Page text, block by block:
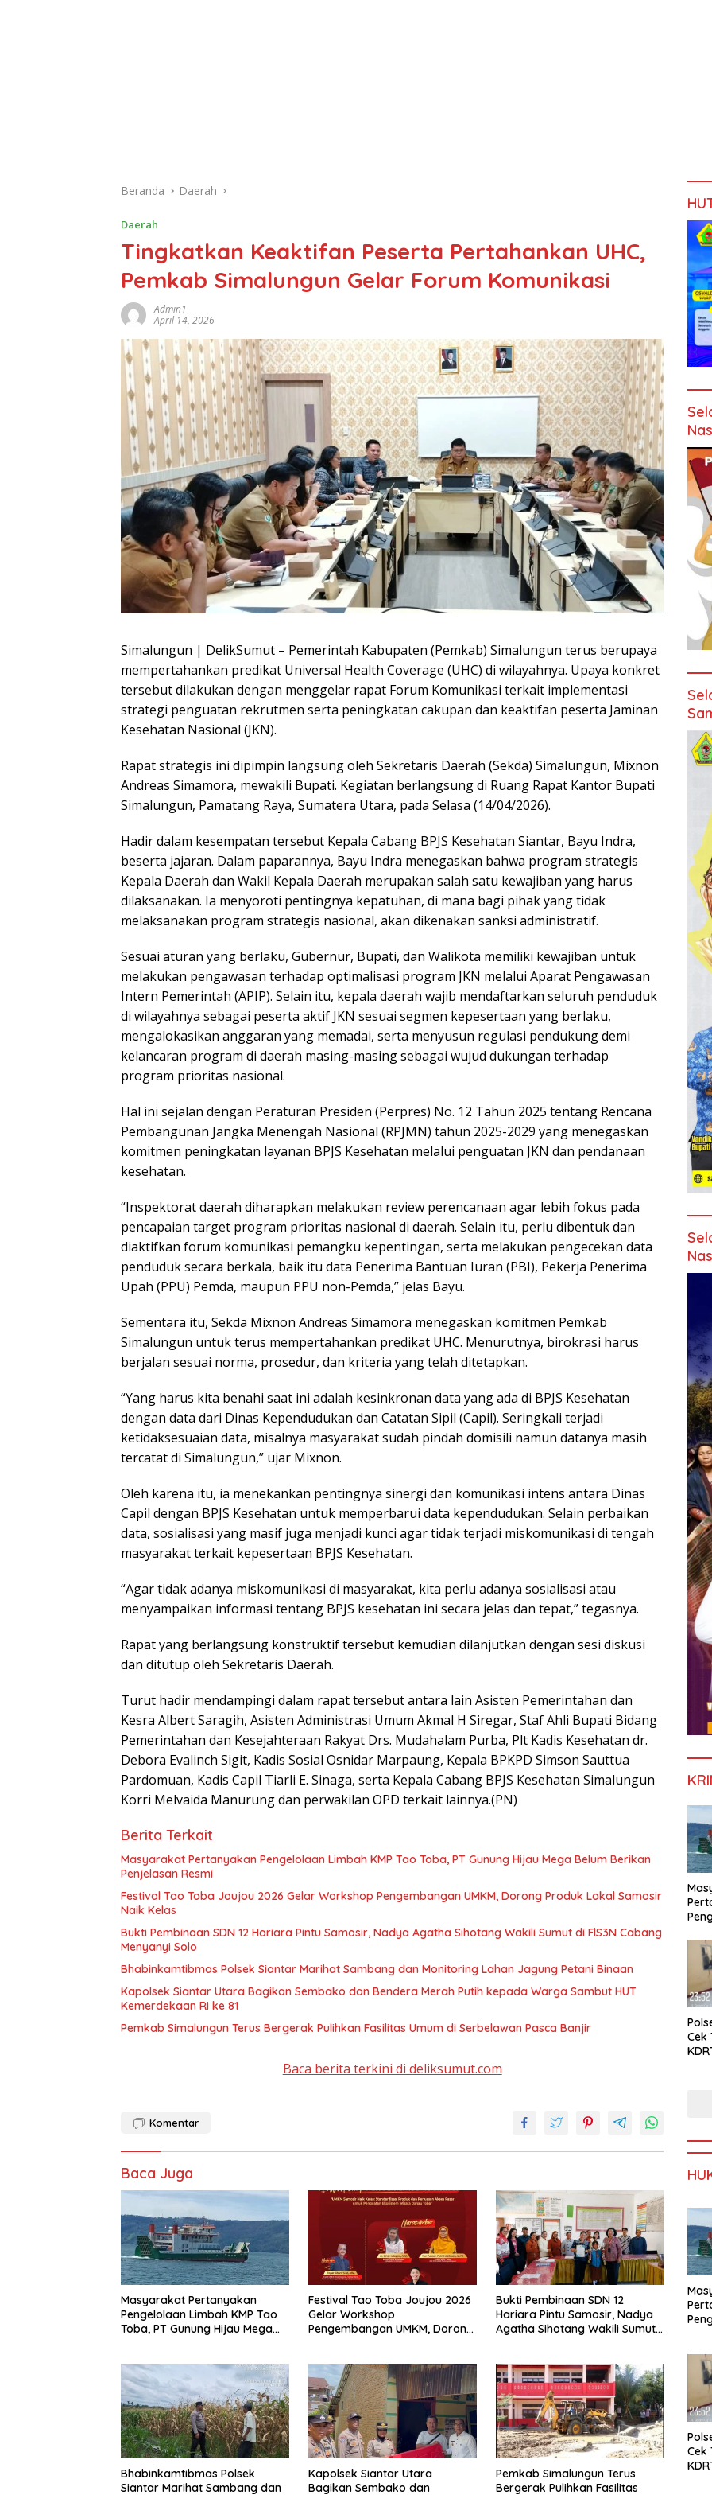
Beranda Daerah
Daerah
Tingkatkan Keaktifan Peserta Pertahankan UHC,
Pemkab Simalungun Gelar Forum Komunikasi
Admin1
April 14, 2026
Simalungun | DelikSumut – Pemerintah Kabupaten (Pemkab) Simalungun terus berupaya
mempertahankan predikat Universal Health Coverage (UHC) di wilayahnya. Upaya konkret
tersebut dilakukan dengan menggelar rapat Forum Komunikasi terkait implementasi
strategi penguatan rekrutmen serta peningkatan cakupan dan keaktifan peserta Jaminan
Kesehatan Nasional (JKN).
Rapat strategis ini dipimpin langsung oleh Sekretaris Daerah (Sekda) Simalungun, Mixnon
Andreas Simamora, mewakili Bupati. Kegiatan berlangsung di Ruang Rapat Kantor Bupati
Simalungun, Pamatang Raya, Sumatera Utara, pada Selasa (14/04/2026).
Hadir dalam kesempatan tersebut Kepala Cabang BPJS Kesehatan Siantar, Bayu Indra,
beserta jajaran. Dalam paparannya, Bayu Indra menegaskan bahwa program strategis
Kepala Daerah dan Wakil Kepala Daerah merupakan salah satu kewajiban yang harus
dilaksanakan. Ia menyoroti pentingnya kepatuhan, di mana bagi pihak yang tidak
melaksanakan program strategis nasional, akan dikenakan sanksi administratif.
Sesuai aturan yang berlaku, Gubernur, Bupati, dan Walikota memiliki kewajiban untuk
melakukan pengawasan terhadap optimalisasi program JKN melalui Aparat Pengawasan
Intern Pemerintah (APIP). Selain itu, kepala daerah wajib mendaftarkan seluruh penduduk
di wilayahnya sebagai peserta aktif JKN sesuai segmen kepesertaan yang berlaku,
mengalokasikan anggaran yang memadai, serta menyusun regulasi pendukung demi
kelancaran program di daerah masing-masing sebagai wujud dukungan terhadap
program prioritas nasional.
Hal ini sejalan dengan Peraturan Presiden (Perpres) No. 12 Tahun 2025 tentang Rencana
Pembangunan Jangka Menengah Nasional (RPJMN) tahun 2025-2029 yang menegaskan
komitmen peningkatan layanan BPJS Kesehatan melalui penguatan JKN dan pendanaan
kesehatan.
“Inspektorat daerah diharapkan melakukan review perencanaan agar lebih fokus pada
pencapaian target program prioritas nasional di daerah. Selain itu, perlu dibentuk dan
diaktifkan forum komunikasi pemangku kepentingan, serta melakukan pengecekan data
penduduk secara berkala, baik itu data Penerima Bantuan Iuran (PBI), Pekerja Penerima
Upah (PPU) Pemda, maupun PPU non-Pemda,” jelas Bayu.
Sementara itu, Sekda Mixnon Andreas Simamora menegaskan komitmen Pemkab
Simalungun untuk terus mempertahankan predikat UHC. Menurutnya, birokrasi harus
berjalan sesuai norma, prosedur, dan kriteria yang telah ditetapkan.
“Yang harus kita benahi saat ini adalah kesinkronan data yang ada di BPJS Kesehatan
dengan data dari Dinas Kependudukan dan Catatan Sipil (Capil). Seringkali terjadi
ketidaksesuaian data, misalnya masyarakat sudah pindah domisili namun datanya masih
tercatat di Simalungun,” ujar Mixnon.
Oleh karena itu, ia menekankan pentingnya sinergi dan komunikasi intens antara Dinas
Capil dengan BPJS Kesehatan untuk memperbarui data kependudukan. Selain perbaikan
data, sosialisasi yang masif juga menjadi kunci agar tidak terjadi miskomunikasi di tengah
masyarakat terkait kepesertaan BPJS Kesehatan.
“Agar tidak adanya miskomunikasi di masyarakat, kita perlu adanya sosialisasi atau
menyampaikan informasi tentang BPJS kesehatan ini secara jelas dan tepat,” tegasnya.
Rapat yang berlangsung konstruktif tersebut kemudian dilanjutkan dengan sesi diskusi
dan ditutup oleh Sekretaris Daerah.
Turut hadir mendampingi dalam rapat tersebut antara lain Asisten Pemerintahan dan
Kesra Albert Saragih, Asisten Administrasi Umum Akmal H Siregar, Staf Ahli Bupati Bidang
Pemerintahan dan Kesejahteraan Rakyat Drs. Mudahalam Purba, Plt Kadis Kesehatan dr.
Debora Evalinch Sigit, Kadis Sosial Osnidar Marpaung, Kepala BPKPD Simson Sauttua
Pardomuan, Kadis Capil Tiarli E. Sinaga, serta Kepala Cabang BPJS Kesehatan Simalungun
Korri Melvaida Manurung dan perwakilan OPD terkait lainnya.(PN)
Berita Terkait
Masyarakat Pertanyakan Pengelolaan Limbah KMP Tao Toba, PT Gunung Hijau Mega Belum Berikan
Penjelasan Resmi
Festival Tao Toba Joujou 2026 Gelar Workshop Pengembangan UMKM, Dorong Produk Lokal Samosir
Naik Kelas
Bukti Pembinaan SDN 12 Hariara Pintu Samosir, Nadya Agatha Sihotang Wakili Sumut di FlS3N Cabang
Menyanyi Solo
Bhabinkamtibmas Polsek Siantar Marihat Sambang dan Monitoring Lahan Jagung Petani Binaan
Kapolsek Siantar Utara Bagikan Sembako dan Bendera Merah Putih kepada Warga Sambut HUT
Kemerdekaan RI ke 81
Pemkab Simalungun Terus Bergerak Pulihkan Fasilitas Umum di Serbelawan Pasca Banjir
Baca berita terkini di deliksumut.com
Komentar
Baca Juga
Masyarakat Pertanyakan
Pengelolaan Limbah KMP Tao
Toba, PT Gunung Hijau Mega
Festival Tao Toba Joujou 2026
Gelar Workshop
Pengembangan UMKM, Dorong
Bukti Pembinaan SDN 12
Hariara Pintu Samosir, Nadya
Agatha Sihotang Wakili Sumut
Bhabinkamtibmas Polsek
Siantar Marihat Sambang dan
Kapolsek Siantar Utara
Bagikan Sembako dan
Pemkab Simalungun Terus
Bergerak Pulihkan Fasilitas
Cek
Cek